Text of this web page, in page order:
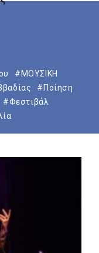
#ΜΟΥΣΙΚΗ
#Ποίηση
#Φεστιβάλ